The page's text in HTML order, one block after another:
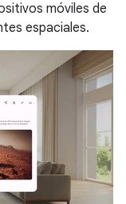
móviles de
espaciales.